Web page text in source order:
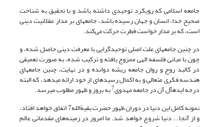
جامعه اسلامی که رویکرد توحیدی داشته باشد و با تحقیق به شناخت
صحیح خدا، انسان و جهان رسیده باشد، جامعه­ای بر مدار عقلانیت دینی
است، که بر مدار خواست فطرت حرکت می‌کند.
در چنین جامعه­ای علت اصلی توحیدگرایی با معرفت دینی حاصل شده، و
چون با مبانی فلسفه الهی ممزوج یافته و ترکیب شده، به صورت تعمیقی
در کالبد روح و روان جامعه ریشه دوانده و در نهایت، چنین جامعه­ای
هندسه فکری متعالی و به اکمال رسیده­ای از خود ارائه می­دهد، که البته
درجه ایده­آل آن در جامعه مهدوی7به بروز و ظهور مطلوب می­رسد.
نمونه‌ کامل این دنیا در دوران ظهور حضرت بقیةالله7 اتفاق خواهد افتاد،
و از آن­جا... دنیا شروع خواهد شد. ما امروز در زمینه‌هاى مقدماتى عالم